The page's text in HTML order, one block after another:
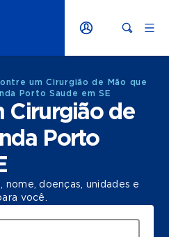
um Cirurgião de Mão que
Porto Saude em SE
Cirurgião de
Porto
nome, doenças, unidades e
você.